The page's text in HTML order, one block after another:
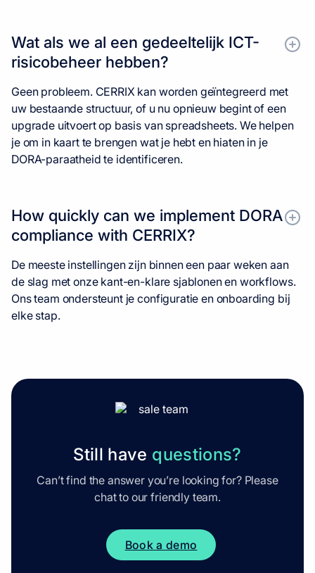
Wat als we al een gedeeltelijk ICT-
risicobeheer hebben?
Geen probleem. CERRIX kan worden geïntegreerd met
uw bestaande structuur, of u nu opnieuw begint of een
upgrade uitvoert op basis van spreadsheets. We helpen
je om in kaart te brengen wat je hebt en hiaten in je
DORA-paraatheid te identificeren.
How quickly can we implement DORA
compliance with CERRIX?
De meeste instellingen zijn binnen een paar weken aan
de slag met onze kant-en-klare sjablonen en workflows.
Ons team ondersteunt je configuratie en onboarding bij
elke stap.
Still have questions?
Can’t find the answer you’re looking for? Please
chat to our friendly team.
Book a demo